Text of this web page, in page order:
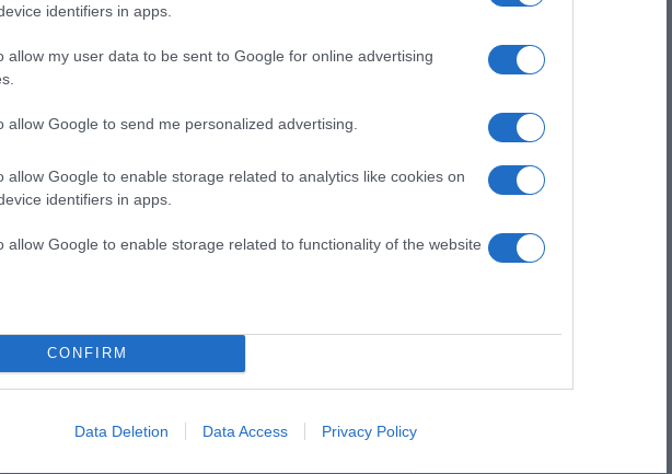
identifiers in apps.
allow my user data to be sent to Google for online advertising
allow Google to send me personalized advertising.
allow Google to enable storage related to analytics like cookies on
identifiers in apps.
allow Google to enable storage related to functionality of the website
CONFIRM
Data Deletion Data Access Privacy Policy